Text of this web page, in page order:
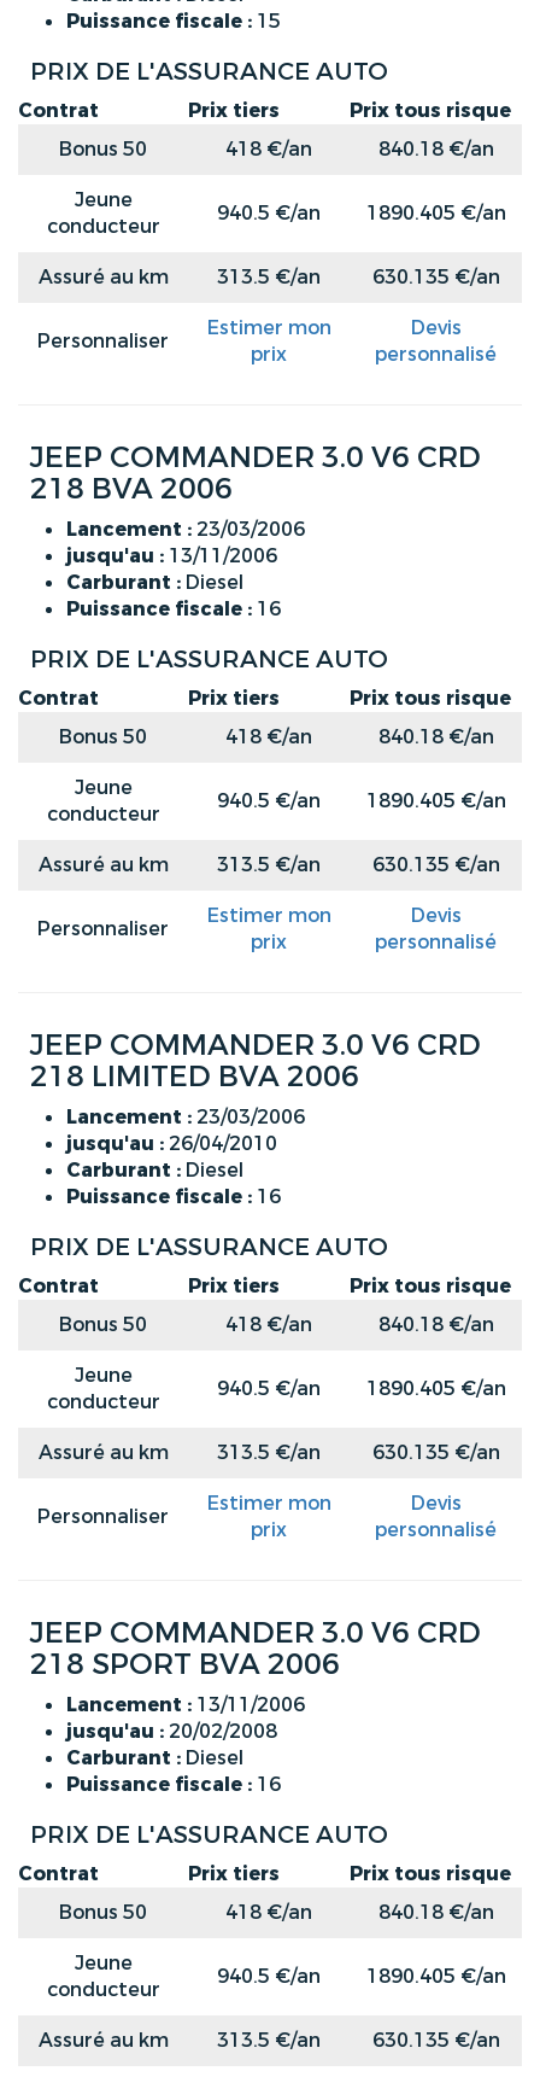
Puissance fiscale : 15
PRIX DE L'ASSURANCE AUTO
Contrat Prix tiers
Prix tous risque
Bonus 50
418 €/an
840.18 €/an
Jeune
conducteur
940.5 €/an 1890.405 €/an
Assuré au km 313.5 €/an 630.135 €/an
Personnaliser
Estimer mon
prix
Devis
personnalisé
JEEP COMMANDER 3.0 V6 CRD
218 BVA 2006
Lancement : 23/03/2006
jusqu'au : 13/11/2006
Carburant : Diesel
Puissance fiscale : 16
PRIX DE L'ASSURANCE AUTO
Contrat Prix tiers
Prix tous risque
Bonus 50
418 €/an
840.18 €/an
Jeune
conducteur
940.5 €/an 1890.405 €/an
Assuré au km 313.5 €/an 630.135 €/an
Personnaliser
Estimer mon
prix
Devis
personnalisé
JEEP COMMANDER 3.0 V6 CRD
218 LIMITED BVA 2006
Lancement : 23/03/2006
jusqu'au : 26/04/2010
Carburant : Diesel
Puissance fiscale : 16
PRIX DE L'ASSURANCE AUTO
Contrat Prix tiers
Prix tous risque
Bonus 50
418 €/an
840.18 €/an
Jeune
conducteur
940.5 €/an 1890.405 €/an
Assuré au km 313.5 €/an 630.135 €/an
Personnaliser
Estimer mon
prix
Devis
personnalisé
JEEP COMMANDER 3.0 V6 CRD
218 SPORT BVA 2006
Lancement : 13/11/2006
jusqu'au : 20/02/2008
Carburant : Diesel
Puissance fiscale : 16
PRIX DE L'ASSURANCE AUTO
Contrat Prix tiers
Prix tous risque
Bonus 50
418 €/an
840.18 €/an
Jeune
conducteur
940.5 €/an 1890.405 €/an
Assuré au km 313.5 €/an 630.135 €/an